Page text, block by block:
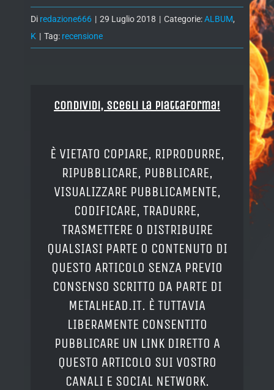
Di redazione666 | 29 Luglio 2018 | Categorie:ALBUM,
K | Tag: recensione
Condividi, Scegli la piattaforma!
È VIETATO COPIARE, RIPRODURRE,
RIPUBBLICARE, PUBBLICARE,
VISUALIZZARE PUBBLICAMENTE,
CODIFICARE, TRADURRE,
TRASMETTERE O DISTRIBUIRE
QUALSIASI PARTE O CONTENUTO DI
QUESTO ARTICOLO SENZA PREVIO
CONSENSO SCRITTO DA PARTE DI
METALHEAD.IT. È TUTTAVIA
LIBERAMENTE CONSENTITO
PUBBLICARE UN LINK DIRETTO A
QUESTO ARTICOLO SUI VOSTRO
CANALI E SOCIAL NETWORK.